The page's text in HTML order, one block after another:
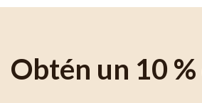
Obtén un 10 %